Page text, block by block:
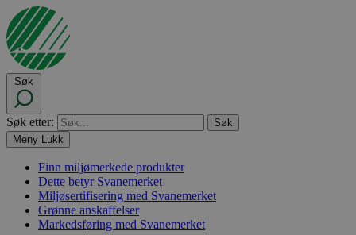
Søk
Søk etter:
Meny Lukk
Finn miljømerkede produkter
Dette betyr Svanemerket
Miljøsertifisering med Svanemerket
Grønne anskaffelser
Markedsføring med Svanemerket